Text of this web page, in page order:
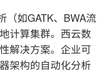
（如GATK、BWA流
计算集群。西云数
解决方案。企业可
架构的自动化分析